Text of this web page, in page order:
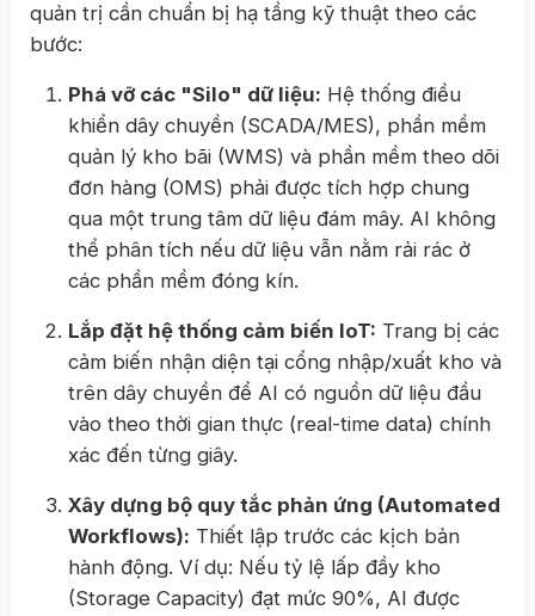
quản trị cần chuẩn bị hạ tầng kỹ thuật theo các
bước:
Phá vỡ các "Silo" dữ liệu: Hệ thống điều
khiển dây chuyền (SCADA/MES), phần mềm
quản lý kho bãi (WMS) và phần mềm theo dõi
đơn hàng (OMS) phải được tích hợp chung
qua một trung tâm dữ liệu đám mây. AI không
thể phân tích nếu dữ liệu vẫn nằm rải rác ở
các phần mềm đóng kín.
Lắp đặt hệ thống cảm biến IoT: Trang bị các
cảm biến nhận diện tại cổng nhập/xuất kho và
trên dây chuyền để AI có nguồn dữ liệu đầu
vào theo thời gian thực (real-time data) chính
xác đến từng giây.
Xây dựng bộ quy tắc phản ứng (Automated
Workflows): Thiết lập trước các kịch bản
hành động. Ví dụ: Nếu tỷ lệ lấp đầy kho
(Storage Capacity) đạt mức 90%, AI được